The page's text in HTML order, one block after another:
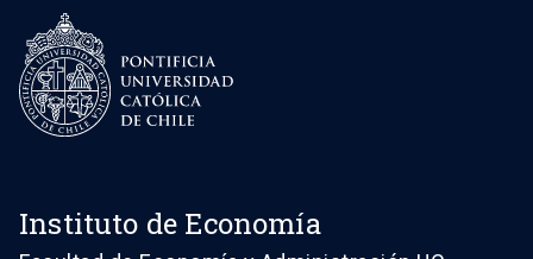
Instituto de Economía